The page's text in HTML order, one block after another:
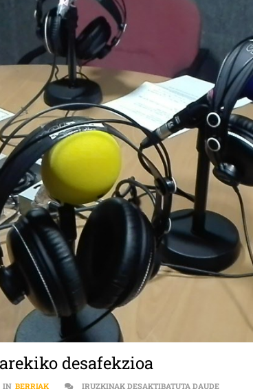
desafekzioa
IN BERRIAK IRUZKINAK DESAKTIBATUTA DAUDE